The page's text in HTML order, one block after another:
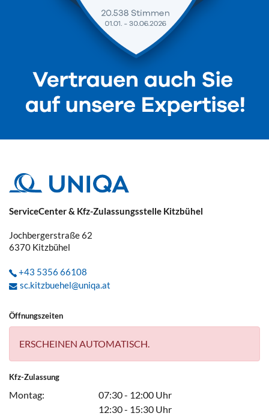
ServiceCenter & Kfz-Zulassungsstelle Kitzbühel
Jochbergerstraße 62
6370 Kitzbühel
+43 5356 66108
sc.kitzbuehel@uniqa.at
Öffnungszeiten
ERSCHEINEN AUTOMATISCH.
Kfz-Zulassung
Montag:
07:30 - 12:00 Uhr
12:30 - 15:30 Uhr